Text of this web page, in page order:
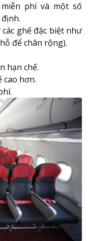
phí và một số
ghế đặc biệt như
để chân rộng).
hạn chế.
cao hơn.